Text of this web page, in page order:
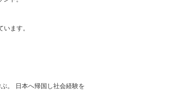
ます。
。 日本へ帰国し社会経験を